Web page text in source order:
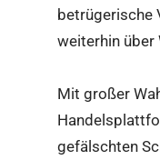
betrügerische
weiterhin über
Mit großer
gefälschten